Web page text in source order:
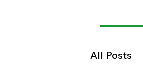
All Posts